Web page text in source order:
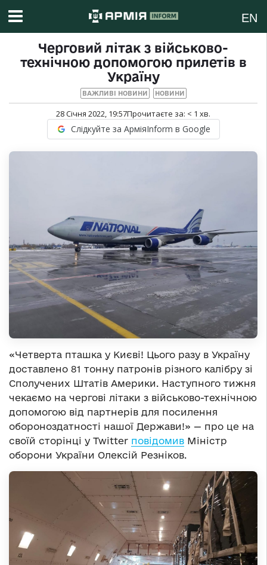
EN
Черговий літак з військово-
технічною допомогою прилетів в
Україну
ВАЖЛИВІ НОВИНИ НОВИНИ
28 Січня 2022, 19:57Прочитаєте за: < 1 хв.
Слідкуйте за АрміяInform в Google
«Четверта пташка у Києві! Цього разу в Україну
доставлено 81 тонну патронів різного калібру зі
Сполучених Штатів Америки. Наступного тижня
чекаємо на чергові літаки з військово-технічною
допомогою від партнерів для посилення
обороноздатності нашої Держави!» — про це на
своїй сторінці у Twitter повідомив Міністр
оборони України Олексій Резніков.